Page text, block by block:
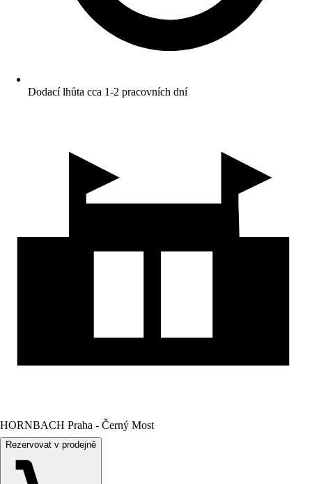
Dodací lhůta cca 1-2 pracovních dní
HORNBACH Praha - Černý Most
Rezervovat v prodejně